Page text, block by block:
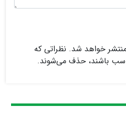
خواهد شد. نظراتی که
باشند، حذف می‌شوند.